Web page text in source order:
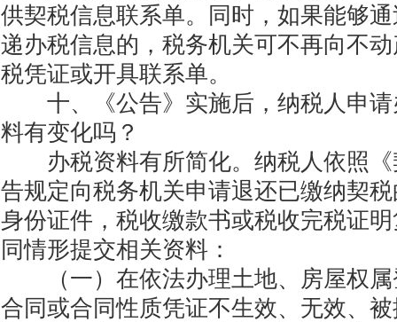
供契税信息联系单。同时，如果能够
递办税信息的，税务机关可不再向不
税凭证或开具联系单。
十、《公告》实施后，纳税人申请
料有变化吗？
办税资料有所简化。纳税人依照《
告规定向税务机关申请退还已缴纳契
身份证件，税收缴款书或税收完税证
同情形提交相关资料：
（一）在依法办理土地、房屋权属
合同或合同性质凭证不生效、无效、